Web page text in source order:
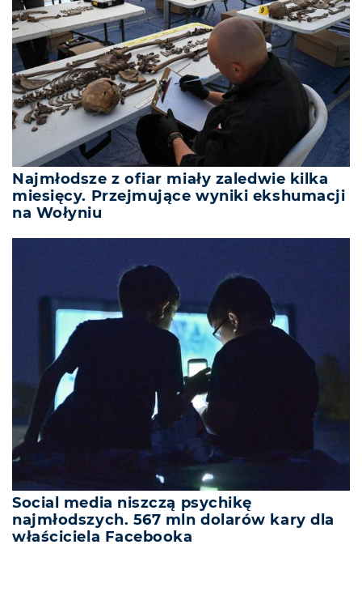
Najmłodsze z ofiar miały zaledwie kilka
miesięcy. Przejmujące wyniki ekshumacji
na Wołyniu
Social media niszczą psychikę
najmłodszych. 567 mln dolarów kary dla
właściciela Facebooka